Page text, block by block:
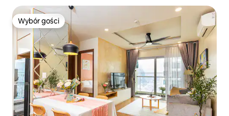
Wybór gości
Wybór gości